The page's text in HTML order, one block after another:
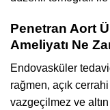
Penetran Aort
Ameliyatı Ne
Endovasküler
rağmen, açık
vazgeçilmez ve